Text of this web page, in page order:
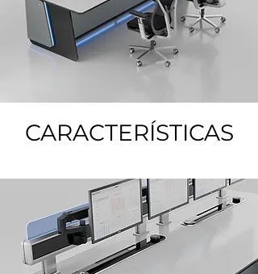
CARACTERÍSTICAS